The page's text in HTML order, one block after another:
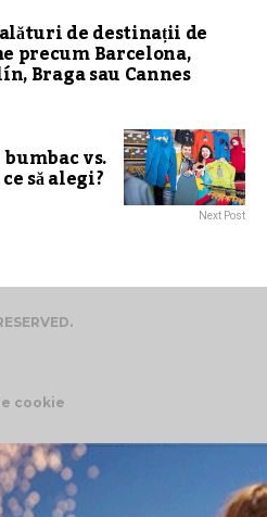
de destinații de
precum Barcelona,
Braga sau Cannes
vs.
să alegi?
Next Post
cookie